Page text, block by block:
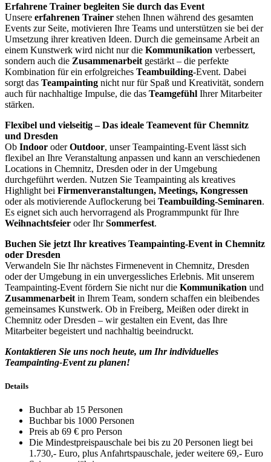
Erfahrene Trainer begleiten Sie durch das Event
Unsere erfahrenen Trainer stehen Ihnen während des gesamten
Events zur Seite, motivieren Ihre Teams und unterstützen sie bei der
Umsetzung ihrer kreativen Ideen. Durch die gemeinsame Arbeit an
einem Kunstwerk wird nicht nur die Kommunikation verbessert,
sondern auch die Zusammenarbeit gestärkt – die perfekte
Kombination für ein erfolgreiches Teambuilding-Event. Dabei
sorgt das Teampainting nicht nur für Spaß und Kreativität, sondern
auch für nachhaltige Impulse, die das Teamgefühl Ihrer Mitarbeiter
stärken.
Flexibel und vielseitig – Das ideale Teamevent für Chemnitz
und Dresden
Ob Indoor oderOutdoor, unser Teampainting-Event lässt sich
flexibel an Ihre Veranstaltung anpassen und kann an verschiedenen
Locations in Chemnitz, Dresden oder in der Umgebung
durchgeführt werden. Nutzen Sie Teampainting als kreatives
Highlight bei Firmenveranstaltungen, Meetings, Kongressen
oder als motivierende Auflockerung bei Teambuilding-Seminaren.
Es eignet sich auch hervorragend als Programmpunkt für Ihre
Weihnachtsfeier oder IhrSommerfest.
Buchen Sie jetzt Ihr kreatives Teampainting-Event in Chemnitz
oder Dresden
Verwandeln Sie Ihr nächstes Firmenevent in Chemnitz, Dresden
oder der Umgebung in ein unvergessliches Erlebnis. Mit unserem
Teampainting-Event fördern Sie nicht nur die Kommunikation und
Zusammenarbeit in Ihrem Team, sondern schaffen ein bleibendes
gemeinsames Kunstwerk. Ob in Freiberg, Meißen oder direkt in
Chemnitz oder Dresden – wir gestalten ein Event, das Ihre
Mitarbeiter begeistert und nachhaltig beeindruckt.
Kontaktieren Sie uns noch heute, um Ihr individuelles
Teampainting-Event zu planen!
Details
Buchbar ab 15 Personen
Buchbar bis 1000 Personen
Preis ab 69 € pro Person
Die Mindestpreispauschale bei bis zu 20 Personen liegt bei
1.730,- Euro, plus Anfahrtspauschale, jeder weitere 69,- Euro